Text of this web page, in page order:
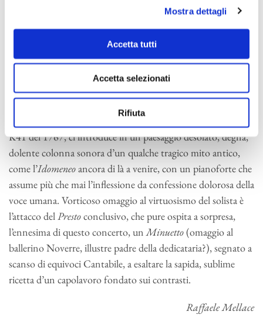
Mostra dettagli
Accetta tutti
Accetta selezionati
Rifiuta
all’orchestra interrompendola subito con un motto volitivo e
impertinente appena questa avrà stabilito l’arpeggio di tonica.
L’invenzione tematica prosegue, con la consueta generosità,
sul filo giocoso d’un linguaggio da opera buffa, attento a
integrare orchestra e solista; quest’ultimo, messo alla prova
nello Sviluppo, interviene irritualmente, come in apertura,
d’un concerto mozartiano a osare il modo minore dopo il
K41 del 1767, ci introduce in un paesaggio desolato, degna,
dolente colonna sonora d’un qualche tragico mito antico,
come l’Idomeneoancora di là a venire, con un pianoforte che
assume più che mai l’inflessione da confessione dolorosa della
voce umana. Vorticoso omaggio al virtuosismo del solista è
l’attacco delPrestoconclusivo, che pure ospita a sorpresa,
l’ennesima di questo concerto, unMinuetto(omaggio al
ballerino Noverre, illustre padre della dedicataria?), segnato a
scanso di equivoci Cantabile, a esaltare la sapida, sublime
ricetta d’un capolavoro fondato sui contrasti.
Raffaele Mellace